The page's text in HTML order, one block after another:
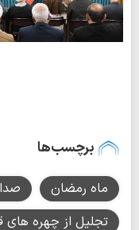
برچسب‌ها
ماه رمضان
تجلیل از چهره های